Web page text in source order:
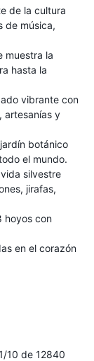
de la cultura
de música,
muestra la
hasta la
vibrante con
artesanías y
botánico
el mundo.
silvestre
jirafas,
hoyos con
en el corazón
10 de 12840